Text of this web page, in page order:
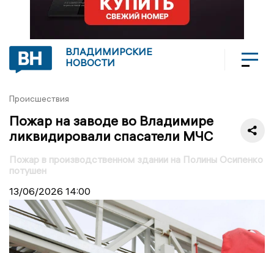
ВЛАДИМИРСКИЕ
НОВОСТИ
Происшествия
Пожар на заводе во Владимире
ликвидировали спасатели МЧС
Пожар в производственном здании на Полины Осипенко
потушен
13/06/2026 14:00